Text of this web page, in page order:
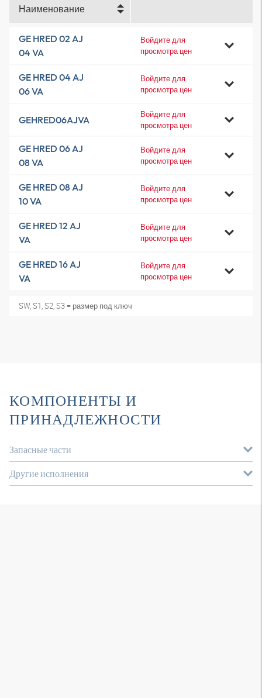
Наименование
GE HRED 02 AJ
04 VA
Войдите для
просмотра цен
GE HRED 04 AJ
06 VA
Войдите для
просмотра цен
GEHRED06AJVA
Войдите для
просмотра цен
GE HRED 06 AJ
08 VA
Войдите для
просмотра цен
GE HRED 08 AJ
10 VA
Войдите для
просмотра цен
GE HRED 12 AJ
VA
Войдите для
просмотра цен
GE HRED 16 AJ
VA
Войдите для
просмотра цен
SW, S1, S2, S3 = размер под ключ
КОМПОНЕНТЫ И
ПРИНАДЛЕЖНОСТИ
Запасные части
Другие исполнения